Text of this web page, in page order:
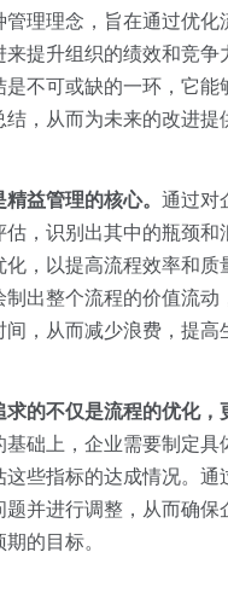
智能
管理理念，旨在通过优化
提升组织的绩效和竞争
是不可或缺的一环，它能
，从而为未来的改进提
益管理的核心。 通过对
估，识别出其中的瓶颈和
，以提高流程效率和质
制出整个流程的价值流动
，从而减少浪费，提高
求的不仅是流程的优化，
础上，企业需要制定具
这些指标的达成情况。通
题并进行调整，从而确保
的目标。